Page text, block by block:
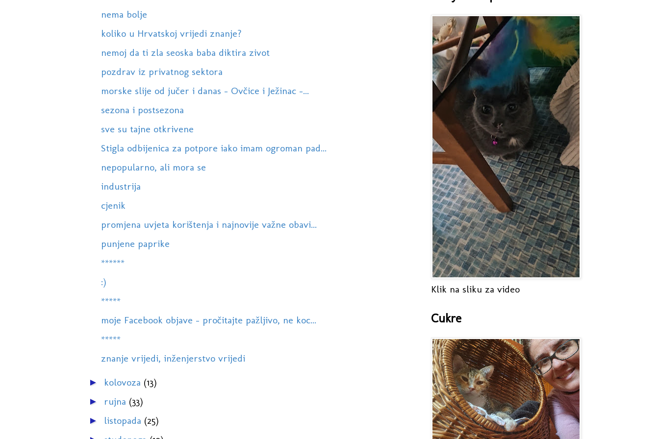
nema bolje
koliko u Hrvatskoj vrijedi znanje?
nemoj da ti zla seoska baba diktira zivot
pozdrav iz privatnog sektora
morske slije od jučer i danas - Ovčice i Ježinac -...
sezona i postsezona
sve su tajne otkrivene
Stigla odbijenica za potpore iako imam ogroman pad...
nepopularno, ali mora se
industrija
cjenik
promjena uvjeta korištenja i najnovije važne obavi...
punjene paprike
******
:)
*****
moje Facebook objave - pročitajte pažljivo, ne koc...
*****
znanje vrijedi, inženjerstvo vrijedi
► kolovoza (13)
► rujna (33)
► listopada (25)
Klik na sliku za video
Cukre